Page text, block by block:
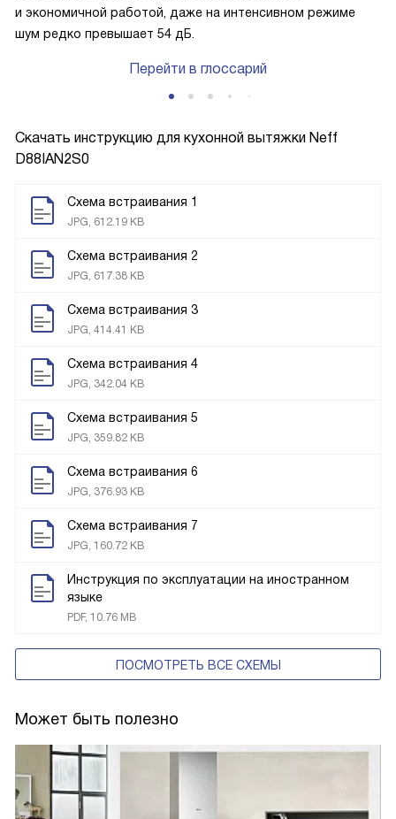
Скачать инструкцию для кухонной вытяжки Neff
D88IAN2S0
Схема встраивания 1
JPG, 612.19 KB
Схема встраивания 2
JPG, 617.38 KB
Схема встраивания 3
JPG, 414.41 KB
Схема встраивания 4
JPG, 342.04 KB
Схема встраивания 5
JPG, 359.82 KB
Схема встраивания 6
JPG, 376.93 KB
Схема встраивания 7
JPG, 160.72 KB
Инструкция по эксплуатации на иностранном
языке
PDF, 10.76 MB
ПОСМОТРЕТЬ ВСЕ СХЕМЫ
Может быть полезно
и экономичной работой, даже на интенсивном режиме
шум редко превышает 54 дБ.
Перейти в глоссарий